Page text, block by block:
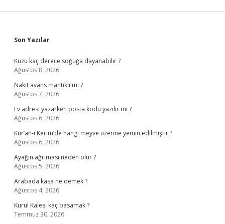
Sidebar
Son Yazılar
Kuzu kaç derece soğuğa dayanabilir ?
Ağustos 8, 2026
Nakit avans mantıklı mı ?
Ağustos 7, 2026
Ev adresi yazarken posta kodu yazılır mı ?
Ağustos 6, 2026
Kur’an-ı Kerim’de hangi meyve üzerine yemin edilmiştir ?
Ağustos 6, 2026
Ayağın ağrıması neden olur ?
Ağustos 5, 2026
Arabada kasa ne demek ?
Ağustos 4, 2026
Kurul Kalesi kaç basamak ?
Temmuz 30, 2026